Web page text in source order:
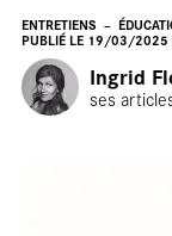
ENTRETIENS
PUBLIÉ LE 19/03/2025
Ingrid
ses